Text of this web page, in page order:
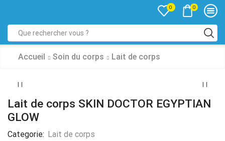
0 0
Accueil Soin du corps Lait de corps
Lait de corps SKIN DOCTOR EGYPTIAN
GLOW
Categorie: Lait de corps